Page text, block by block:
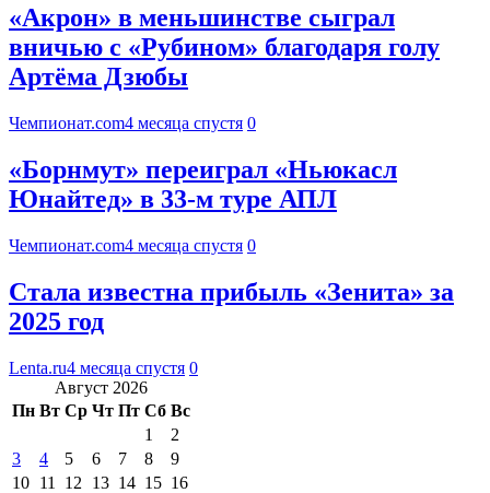
«Акрон» в меньшинстве сыграл
вничью с «Рубином» благодаря голу
Артёма Дзюбы
Чемпионат.com4 месяца спустя 0
«Борнмут» переиграл «Ньюкасл
Юнайтед» в 33-м туре АПЛ
Чемпионат.com4 месяца спустя 0
Стала известна прибыль «Зенита» за
2025 год
Lenta.ru4 месяца спустя 0
Август 2026
Пн Вт Ср Чт Пт Сб Вс
1
2
3
4 5 6 7 8
9
10 11 12 13 14 15 16